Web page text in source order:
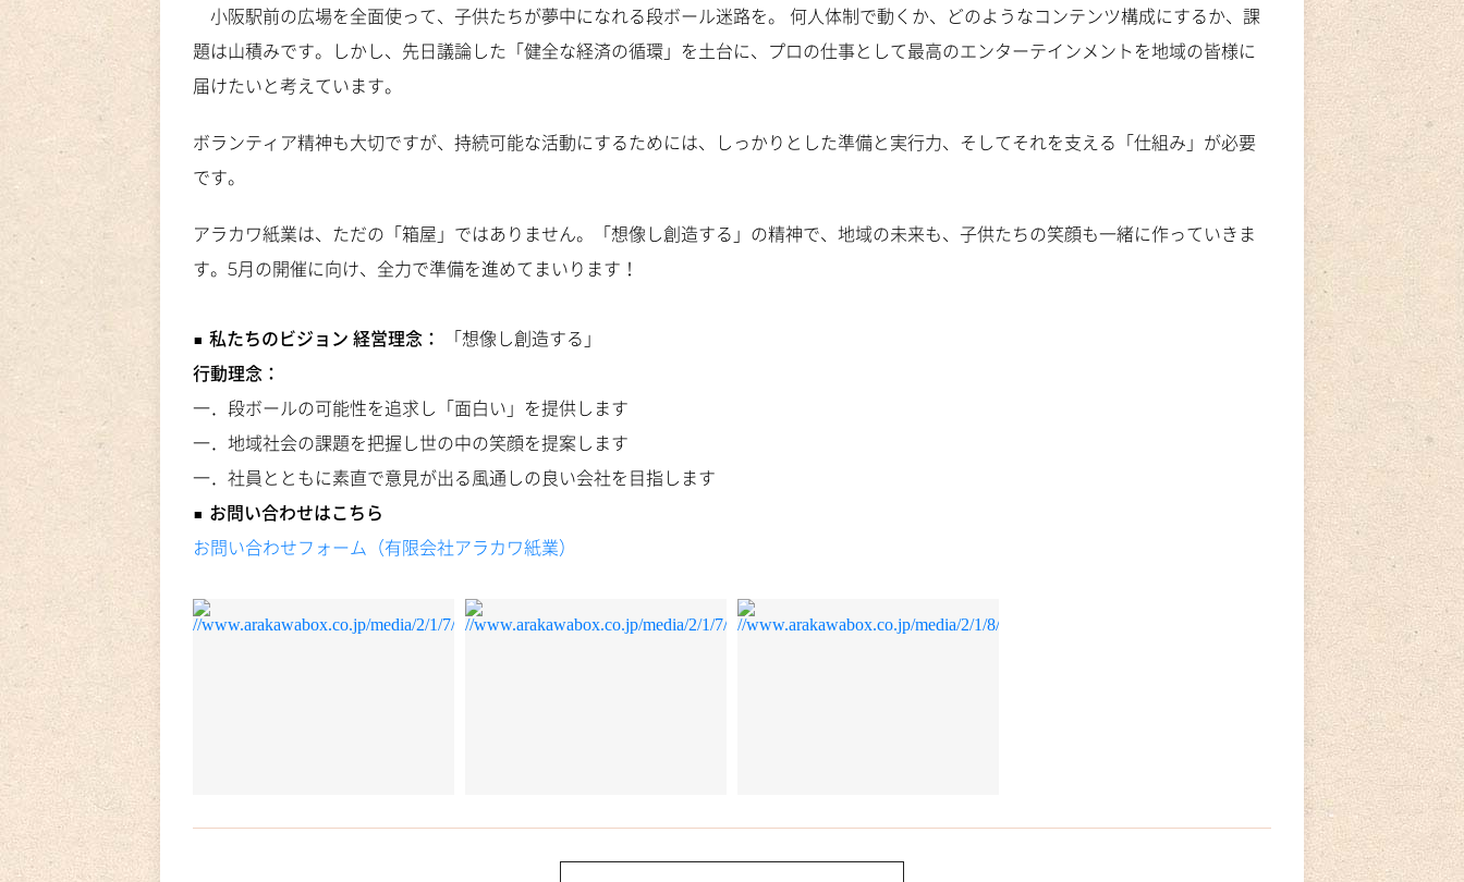
小阪駅前の広場を全面使って、子供たちが夢中になれる段ボール迷路を。 何人体制で動くか、どのようなコンテンツ構成にするか、課
題は山積みです。しかし、先日議論した「健全な経済の循環」を土台に、プロの仕事として最高のエンターテインメントを地域の皆様に
届けたいと考えています。
ボランティア精神も大切ですが、持続可能な活動にするためには、しっかりとした準備と実行力、そしてそれを支える「仕組み」が必要
です。
アラカワ紙業は、ただの「箱屋」ではありません。「想像し創造する」の精神で、地域の未来も、子供たちの笑顔も一緒に作っていきま
す。5月の開催に向け、全力で準備を進めてまいります！
■ 私たちのビジョン 経営理念：
「想像し創造する」
行動理念：
一．段ボールの可能性を追求し「面白い」を提供します
一．地域社会の課題を把握し世の中の笑顔を提案します
一．社員とともに素直で意見が出る風通しの良い会社を目指します
■ お問い合わせはこちら
お問い合わせフォーム（有限会社アラカワ紙業）